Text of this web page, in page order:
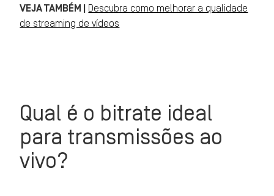
VEJA TAMBÉM |
Descubra como melhorar a qualidade
de streaming de vídeos
Qual é o bitrate ideal
para transmissões ao
vivo?